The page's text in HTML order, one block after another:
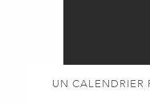
UN CALENDRIER